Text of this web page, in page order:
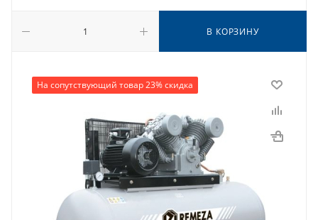
В КОРЗИНУ
На сопутствующий товар 23% скидка